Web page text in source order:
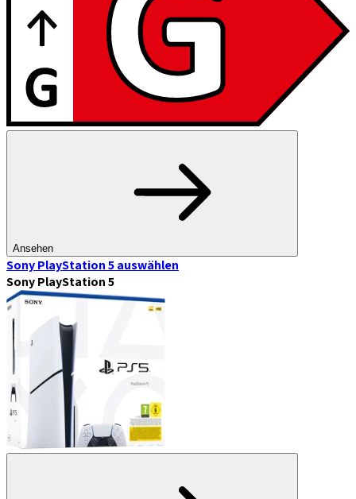
Ansehen
Sony PlayStation 5auswählen
Sony PlayStation 5